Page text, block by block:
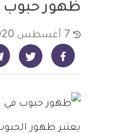
ظهور حبوب
شارك على فيسبوك - ديلي ميديكال انفو شارك على تويتر - ديلي ميديكال انفو
يعتبر ظهور